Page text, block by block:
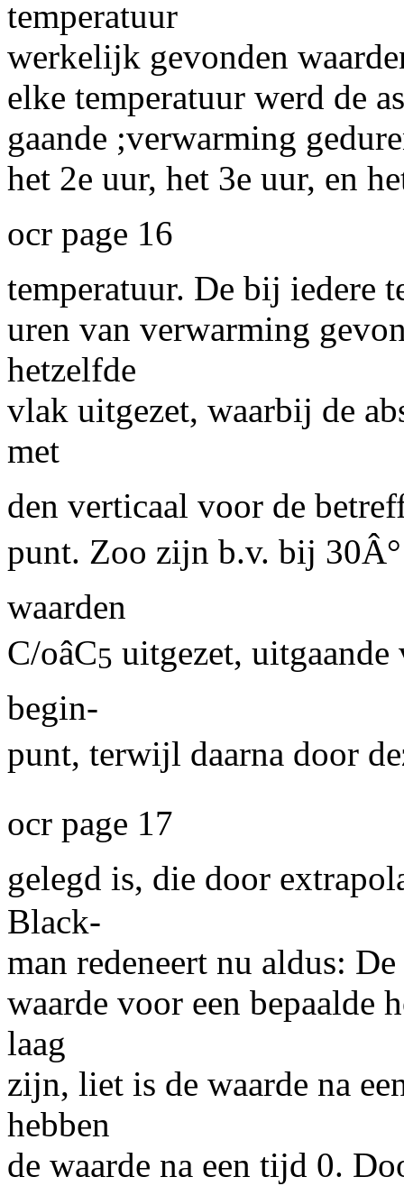
temperatuur
werkelijk gevonden
elke temperatuur werd de
gaande ;verwarming
het 2e uur, het 3e uur, en
ocr page 16
temperatuur. De bij iedere
uren van verwarming
hetzelfde
vlak uitgezet, waarbij de
met
den verticaal voor de
punt. Zoo zijn b.v. bij 30Â°
waarden
C/oâC5 uitgezet,
begin-
punt, terwijl daarna door
ocr page 17
gelegd is, die door
Black-
man redeneert nu aldus:
waarde voor een bepaalde
laag
zijn, liet is de waarde na
hebben
de waarde na een tijd 0.